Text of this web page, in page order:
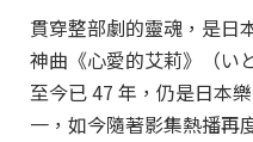
貫穿整部劇的靈魂，是日
神曲《心愛的艾莉》（い
至今已 47 年，仍是日本
一，如今隨著影集熱播再